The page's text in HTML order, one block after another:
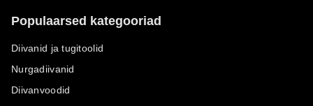
Populaarsed kategooriad
Diivanid ja tugitoolid
Nurgadiivanid
Diivanvoodid